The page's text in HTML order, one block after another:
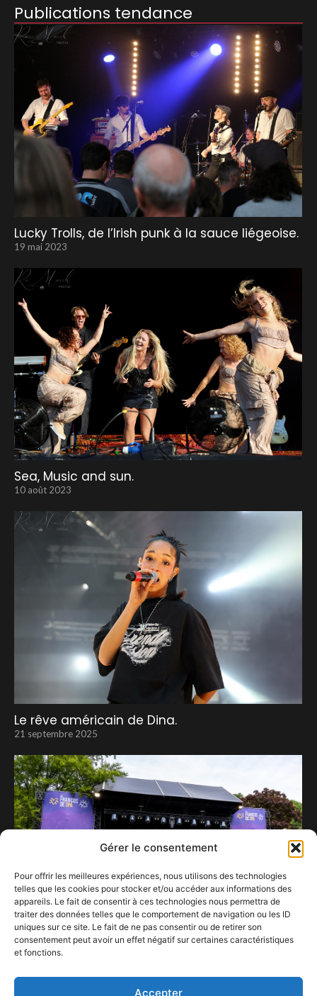
Gérer le consentement
Pour offrir les meilleures expériences, nous utilisons des technologies
telles que les cookies pour stocker et/ou accéder aux informations des
appareils. Le fait de consentir à ces technologies nous permettra de
traiter des données telles que le comportement de navigation ou les ID
uniques sur ce site. Le fait de ne pas consentir ou de retirer son
consentement peut avoir un effet négatif sur certaines caractéristiques
et fonctions.
Accepter
Publications tendance
Lucky Trolls, de l’Irish punk à la sauce liégeoise.
19 mai 2023
Sea, Music and sun.
10 août 2023
Le rêve américain de Dina.
21 septembre 2025
29 juillet 2025